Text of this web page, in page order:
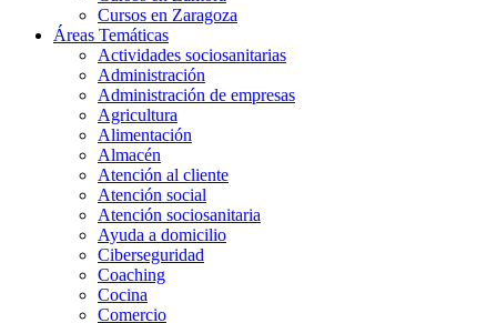
Cursos en Zaragoza
Áreas Temáticas
Actividades sociosanitarias
Administración
Administración de empresas
Agricultura
Alimentación
Almacén
Atención al cliente
Atención social
Atención sociosanitaria
Ayuda a domicilio
Ciberseguridad
Coaching
Cocina
Comercio